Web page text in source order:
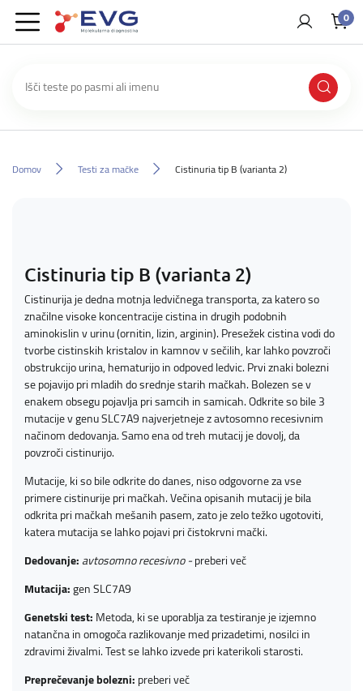
0
Domov Testi za mačke Cistinuria tip B (varianta 2)
Cistinuria tip B (varianta 2)
Cistinurija je dedna motnja ledvičnega transporta, za katero so
značilnevisoke koncentracije cistina in drugih podobnih
aminokislin v urinu (ornitin, lizin, arginin). Presežek cistina vodi do
tvorbe cistinskih kristalov in kamnov v sečilih, kar lahko povzroči
obstrukcijo urina, hematurijo in odpoved ledvic. Prvi znaki bolezni
se pojavijo pri mladih do srednje starih mačkah. Bolezen se v
enakem obsegu pojavlja pri samcih in samicah. Odkrite so bile 3
mutacije v genu SLC7A9 najverjetneje z avtosomno recesivnim
načinom dedovanja. Samo ena od treh mutacij je dovolj, da
povzroči cistinurijo.
Mutacije, ki so bile odkrite do danes, niso odgovorne za vse
primere cistinurije pri mačkah. Večina opisanih mutacij je bila
odkrita pri mačkah mešanih pasem, zato je zelo težko ugotoviti,
katera mutacija se lahko pojavi pri čistokrvni mački.
Dedovanje:avtosomno recesivno -preberi več
Mutacija:gen SLC7A9
Genetski test:Metoda, ki se uporablja za testiranje je izjemno
natančna in omogoča razlikovanje med prizadetimi, nosilci in
zdravimi živalmi. Test se lahko izvede pri katerikoli starosti.
Preprečevanje bolezni:preberi več